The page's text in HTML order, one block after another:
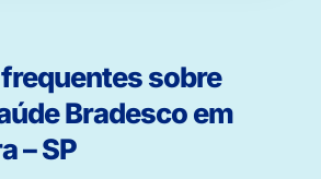
sobre
Bradesco em
– SP